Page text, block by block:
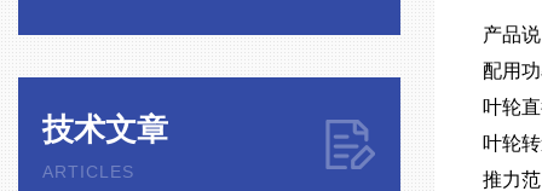
技术文章
ARTICLES
产品
配用
叶轮
叶轮
推力